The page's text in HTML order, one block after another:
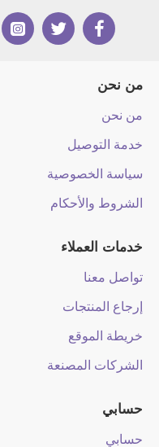
من نحن
من نحن
خدمة التوصيل
سياسة الخصوصية
الشروط والأحكام
خدمات العملاء
تواصل معنا
إرجاع المنتجات
خريطة الموقع
الشركات المصنعة
حسابي
حسابي